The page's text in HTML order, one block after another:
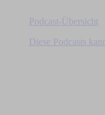
Podcast-Übersicht
Diese Podcasts